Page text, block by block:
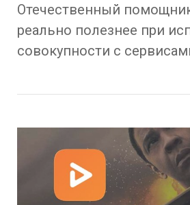
Отечественный
реально полезнее при
совокупности с